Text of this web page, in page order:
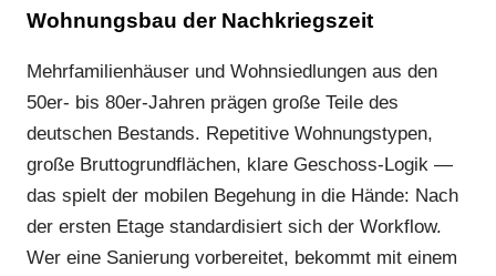
Wohnungsbau der Nachkriegszeit
Mehrfamilienhäuser und Wohnsiedlungen aus den
50er- bis 80er-Jahren prägen große Teile des
deutschen Bestands. Repetitive Wohnungstypen,
große Bruttogrundflächen, klare Geschoss-Logik —
das spielt der mobilen Begehung in die Hände: Nach
der ersten Etage standardisiert sich der Workflow.
Wer eine Sanierung vorbereitet, bekommt mit einem